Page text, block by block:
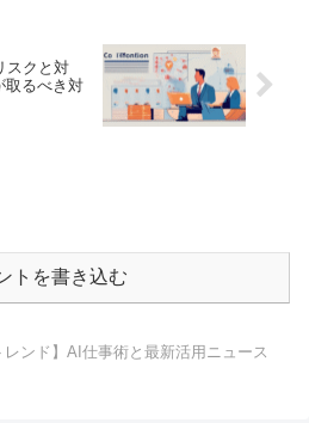
スクと対
取るべき対
トを書き込む
レンド】AI仕事術と最新活用ニュース